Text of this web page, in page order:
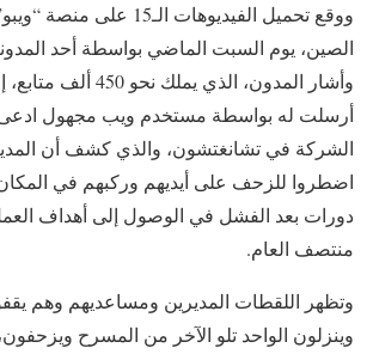
ووقع تحميل الفيديوهات
الصين، يوم السبت الماضي بواسطة أحد
وأشار المدون، الذي
أرسلت له بواسطة مستخدم ويب مجهول ادعى
الشركة في تشانغتشون، والذي كشف أن
دورات بعد الفشل في الوصول إلى أهداف
منتصف العام.
وتظهر اللقطات المديرين ومساعديهم وهم
وينزلون الواحد تلو الآخر من المسرح